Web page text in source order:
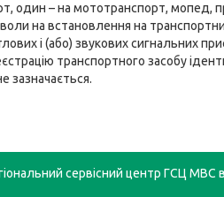
один – на мототранспорт, мопед,
на встановлення на
і (або) звукових сигнальних
транспортного засобу
зазначається.
сервісний центр ГСЦ МВС в